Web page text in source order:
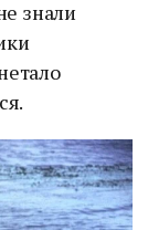
знали